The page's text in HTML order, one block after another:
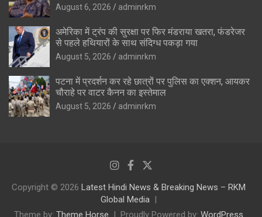
August 6, 2026 adminrkm
अमेरिका में ट्रंप की सुरक्षा पर फिर मंडराया खतरा, फंडरेजर
से पहले हथियारों के साथ संदिग्ध पकड़ा गया
August 5, 2026 adminrkm
पटना में प्रदर्शन कर रहे छात्रों पर पुलिस का एक्शन, आयकर
चौराहे पर वाटर कैनन का इस्तेमाल
August 5, 2026 adminrkm
Copyright © 2026 Latest Hindi News & Breaking News – RKM
Global Media
Theme by: Theme Horse Proudly Powered by: WordPress